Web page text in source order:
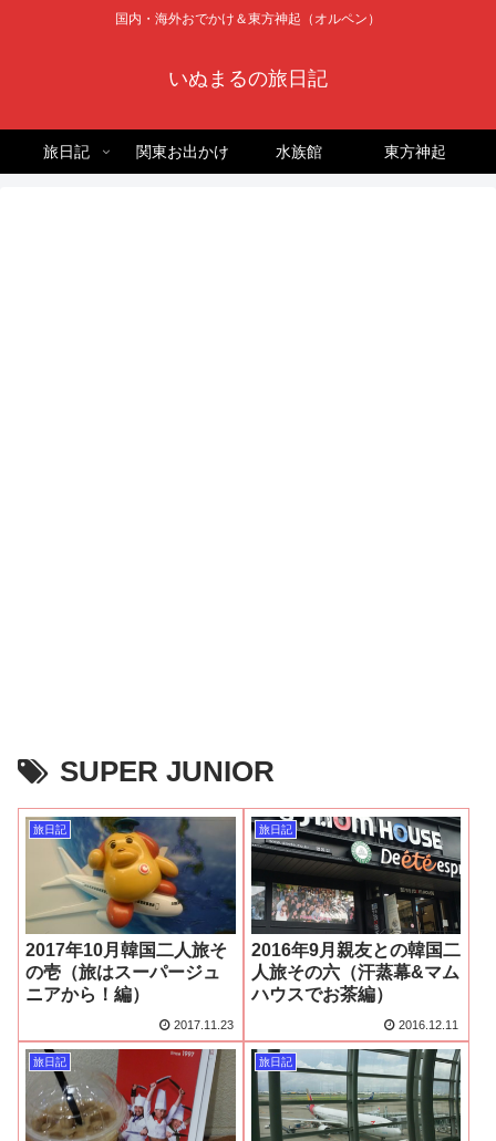
国内・海外おでかけ＆東方神起（オルペン）
いぬまるの旅日記
旅日記 関東お出かけ 水族館 東方神起
SUPER JUNIOR
旅日記
2017年10月韓国二人旅そ
の壱（旅はスーパージュ
ニアから！編）
2017.11.23
旅日記
2016年9月親友との韓国二
人旅その六（汗蒸幕&マム
ハウスでお茶編）
2016.12.11
旅日記 旅日記